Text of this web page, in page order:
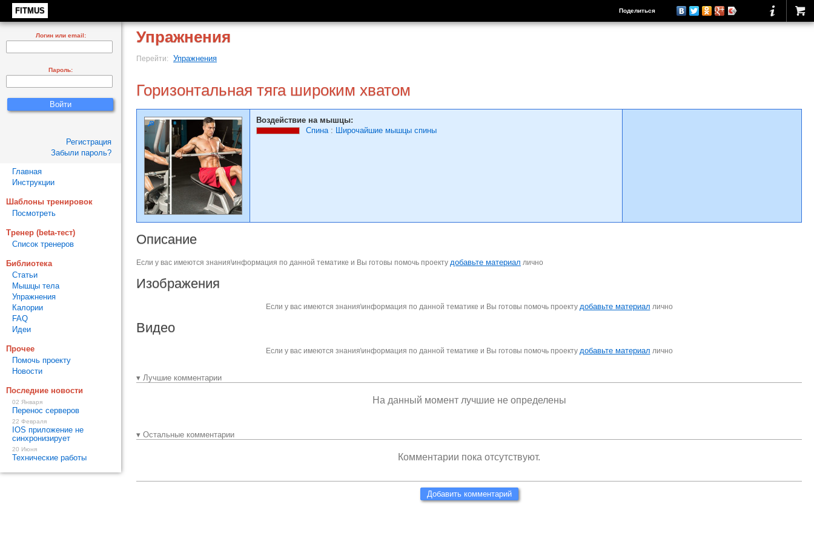
FITMUS Поделиться
Упражнения
Перейти: Упражнения
Горизонтальная тяга широким хватом
Воздействие на мышцы:
Спина: Широчайшие мышцы спины
Описание
Если у вас имеются знания\информация по данной тематике и Вы готовы помочь проекту добавьте материал лично
Изображения
Если у вас имеются знания\информация по данной тематике и Вы готовы помочь проекту добавьте материал лично
Видео
Если у вас имеются знания\информация по данной тематике и Вы готовы помочь проекту добавьте материал лично
▾ Лучшие комментарии
На данный момент лучшие не определены
▾ Остальные комментарии
Комментарии пока отсутствуют.
Добавить комментарий
Логин или email:
Пароль:
Регистрация
Забыли пароль?
Главная
Инструкции
Шаблоны тренировок
Посмотреть
Тренер (beta-тест)
Список тренеров
Библиотека
Статьи
Мышцы тела
Упражнения
Калории
FAQ
Идеи
Прочее
Помочь проекту
Новости
Последние новости
02 Января
Перенос серверов
22 Февраля
IOS приложение не
синхронизирует
20 Июня
Технические работы